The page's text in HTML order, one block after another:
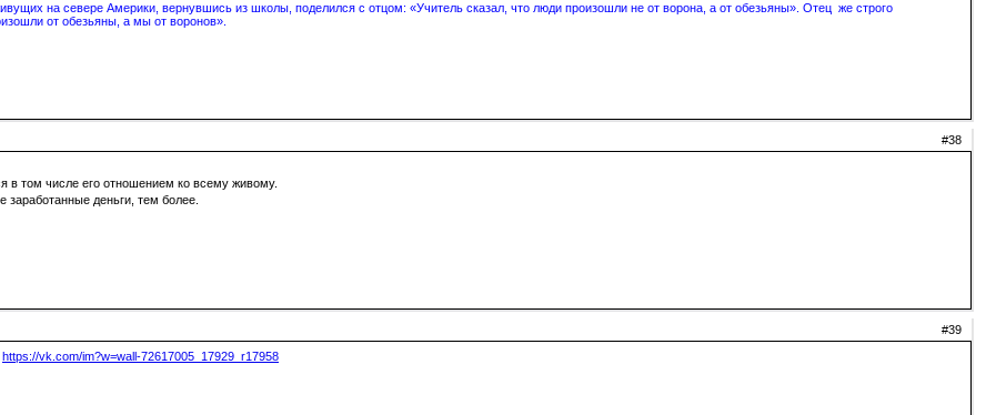
на севере Америки, вернувшись из школы, поделился с отцом: «Учитель сказал, что люди произошли не от ворона, а от обезьяны». Отец же строго
от обезьяны, а мы от воронов».
#38
в том числе его отношением ко всему живому.
заработанные деньги, тем более.
#39
https://vk.com/im?w=wall-72617005_17929_r17958